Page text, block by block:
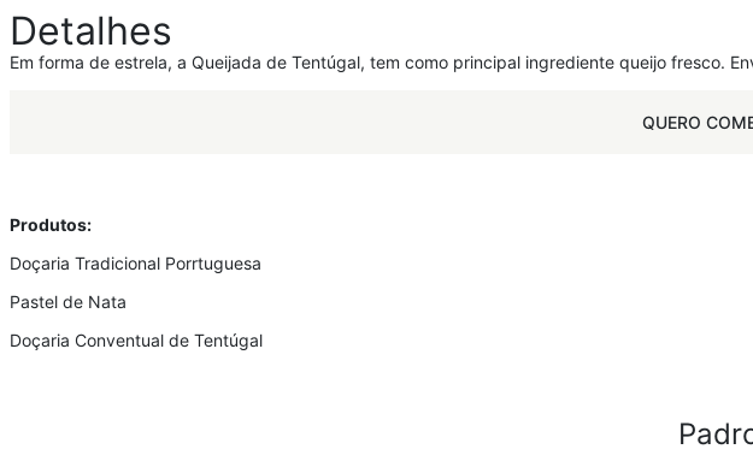
Detalhes
Em forma de estrela, a Queijada de Tentúgal, tem como principal ingrediente queijo fresco.
QUERO
Produtos:
Doçaria Tradicional Porrtuguesa
Pastel de Nata
Doçaria Conventual de Tentúgal